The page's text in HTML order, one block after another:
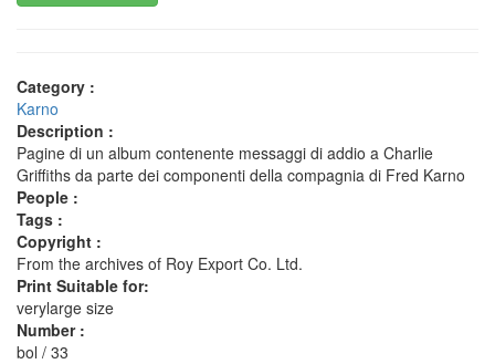
Category :
Karno
Description :
Pagine di un album contenente messaggi di addio a Charlie
Griffiths da parte dei componenti della compagnia di Fred Karno
People :
Tags :
Copyright :
From the archives of Roy Export Co. Ltd.
Print Suitable for:
verylarge size
Number :
bol / 33